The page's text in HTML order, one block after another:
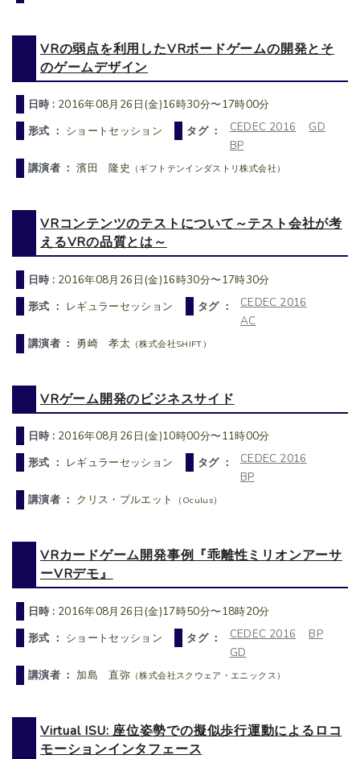
VRの弱点を利用したVRボードゲームの開発とそ
のゲームデザイン
日時 : 2016年08月26日(金)16時30分〜17時00分
形式 ： ショートセッション タグ ： CEDEC 2016
GD
BP
講演者 ：濱田 隆史 （ギフトテンインダストリ株式会社）
VRコンテンツのテストについて～テスト会社が考
えるVRの品質とは～
日時 : 2016年08月26日(金)16時30分〜17時30分
形式 ： レギュラーセッション タグ ：
CEDEC 2016
AC
講演者 ： 勇崎 孝太 （株式会社SHIFT）
VRゲーム開発のビジネスサイド
日時 : 2016年08月26日(金)10時00分〜11時00分
形式 ： レギュラーセッション タグ ：
CEDEC 2016
BP
講演者 ： クリス・プルエット （Oculus）
VRカードゲーム開発事例『乖離性ミリオンアーサ
ーVRデモ』
日時 : 2016年08月26日(金)17時50分〜18時20分
形式 ： ショートセッション タグ ： CEDEC 2016
BP
GD
講演者 ：加島 直弥 （株式会社スクウェア・エニックス）
Virtual ISU: 座位姿勢での擬似歩行運動によるロコ
モーションインタフェース